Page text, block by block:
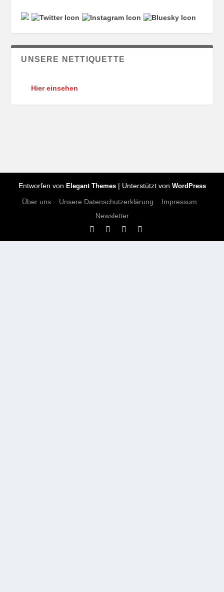
UNSERE NETTIQUETTE
Hier einsehen
Entworfen von Elegant Themes| Unterstützt von WordPress
Über uns Unsere Datenschutzerklärung
Impressum
Newsletter